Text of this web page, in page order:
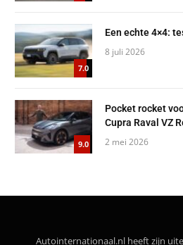
7.0
Een echte 4×4:
8 juli 2026
9.0
Pocket rocket
Cupra Raval VZ
2 mei 2026
Autointernationaal.nl heeft zijn